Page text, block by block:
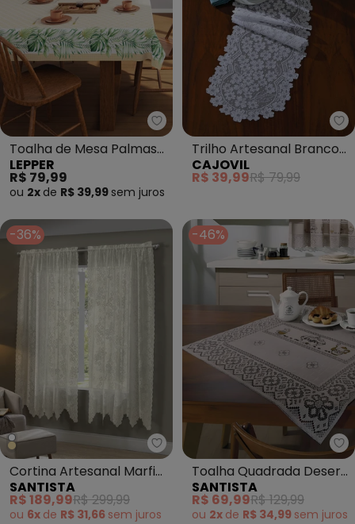
Lepper - Toalha de Mesa
Toalha de Mesa Palmas
140x210 Cm
LEPPER
R$ 79,99
ou 2x de R$ 39,99 sem juros
Trilho Artesanal Branco
Cerejeira 35cm X 1.35m
CAJOVIL
R$ 39,99R$ 79,99
-36%
Santista - Cortina Artesanal
Cortina Artesanal Marfim
Cerejeira 2.80m X 2.10m
SANTISTA
R$ 189,99R$ 299,99
ou 6x de R$ 31,66 sem juros
-46%
Toalha Quadrada Desert
1.60m X 1.60m
SANTISTA
R$ 69,99R$ 129,99
ou 2x de R$ 34,99 sem juros